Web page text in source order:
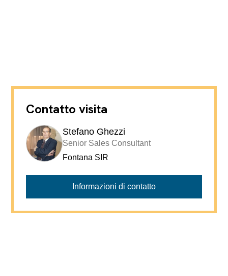
Contatto visita
Stefano Ghezzi
Senior Sales Consultant
Fontana SIR
Informazioni di contatto